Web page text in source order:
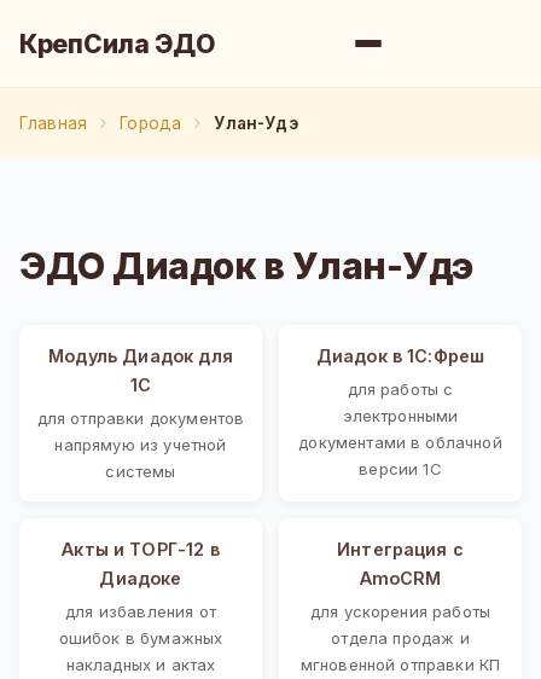
КрепСила ЭДО
Главная Города Улан-Удэ
ЭДО Диадок в Улан-Удэ
Модуль Диадок для
1С
для отправки документов
напрямую из учетной
системы
Диадок в 1С:Фреш
для работы с
электронными
документами в облачной
версии 1С
Акты и ТОРГ-12 в
Диадоке
для избавления от
ошибок в бумажных
накладных и актах
Интеграция с
AmoCRM
для ускорения работы
отдела продаж и
мгновенной отправки КП